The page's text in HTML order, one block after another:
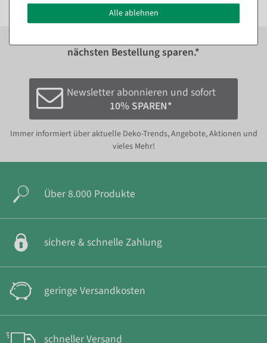
Zum Newsletter anmelden und sofort10%bei der
nächsten Bestellung sparen.*
Newsletter abonnieren und sofort
10% SPAREN*
Immer informiert über aktuelle Deko-Trends, Angebote, Aktionen und
vieles Mehr!
Über 8.000 Produkte
sichere & schnelle Zahlung
geringe Versandkosten
schneller Versand
Alle ablehnen